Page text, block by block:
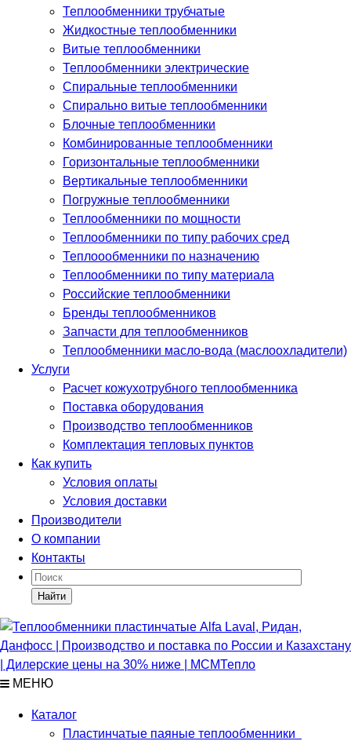
Теплообменники трубчатые
Жидкостные теплообменники
Витые теплообменники
Теплообменники электрические
Спиральные теплообменники
Спирально витые теплообменники
Блочные теплообменники
Комбинированные теплообменники
Горизонтальные теплообменники
Вертикальные теплообменники
Погружные теплообменники
Теплообменники по мощности
Теплообменники по типу рабочих сред
Теплоообменники по назначению
Теплообменники по типу материала
Российские теплообменники
Бренды теплообменников
Запчасти для теплообменников
Теплообменники масло-вода (маслоохладители)
Услуги
Расчет кожухотрубного теплообменника
Поставка оборудования
Производство теплообменников
Комплектация тепловых пунктов
Как купить
Условия оплаты
Условия доставки
Производители
О компании
Контакты
Найти
МЕНЮ
Каталог
Пластинчатые паяные теплообменники